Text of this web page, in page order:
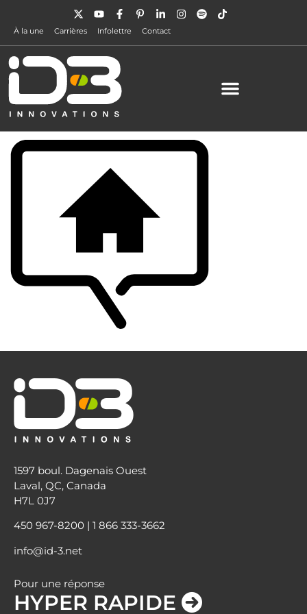
À la une Carrières Infolettre Contact
1597 boul. Dagenais Ouest
Laval, QC, Canada
H7L 0J7
450 967-8200 | 1 866 333-3662
info@id-3.net
Pour une réponse
HYPER RAPIDE